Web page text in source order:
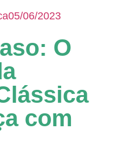
05/06/2023
O
com